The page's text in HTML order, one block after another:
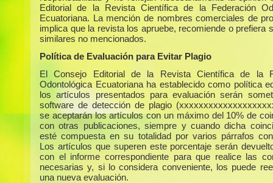
Editorial de la Revista Científica de la Federación
Ecuatoriana. La mención de nombres comerciales de
implica que la revista los apruebe, recomiende o prefiera
similares no mencionados.
Política de Evaluación para Evitar Plagio
El Consejo Editorial de la Revista Científica de la
Odontológica Ecuatoriana ha establecido como política
los artículos presentados para evaluación serán
software de detección de plagio
se aceptarán los artículos con un máximo del 10% de
con otras publicaciones, siempre y cuando dicha
esté compuesta en su totalidad por varios párrafos
Los artículos que superen este porcentaje serán
con el informe correspondiente para que realice las
necesarias y, si lo considera conveniente, los puede
una nueva evaluación.